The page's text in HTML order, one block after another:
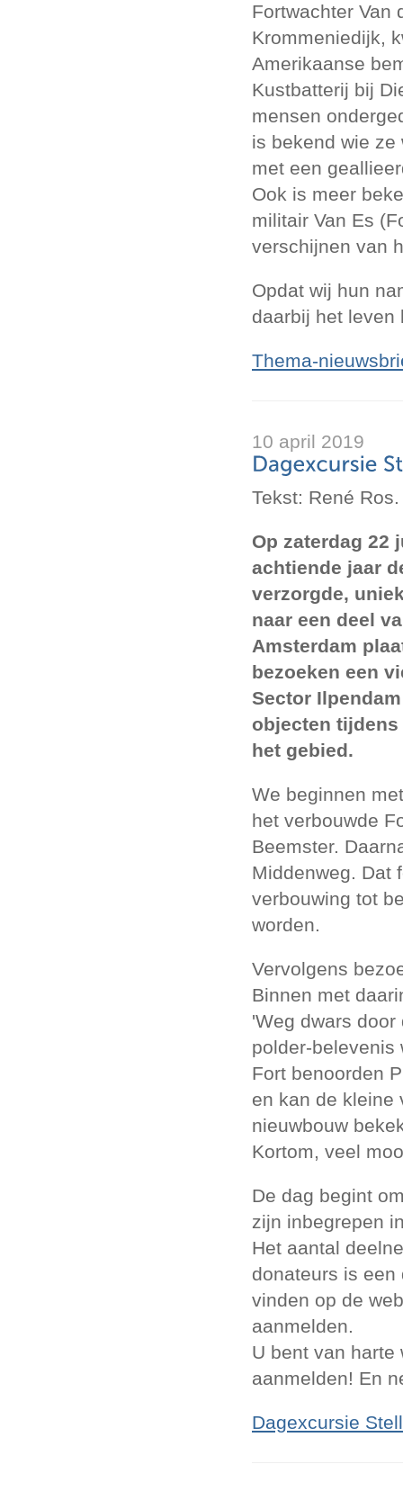
Fortwachter Van
Krommeniedijk,
Amerikaanse
Kustbatterij bij
mensen
is bekend wie
met een
Ook is meer
militair Van Es
verschijnen van
Opdat wij hun
daarbij het leven
Thema-
10 april 2019
Tekst: René Ros.
Op zaterdag 22
achtiende jaar
verzorgde,
naar een deel
Amsterdam
bezoeken een
Sector
objecten
het gebied.
We beginnen
het verbouwde
Beemster.
Middenweg. Dat
verbouwing tot
worden.
Vervolgens
Binnen met
'Weg dwars
polder-belevenis
Fort benoorden
en kan de kleine
nieuwbouw
Kortom, veel
De dag begint
zijn inbegrepen
Het aantal
donateurs is
vinden op de
aanmelden.
U bent van
aanmelden! En
Dagexcursie